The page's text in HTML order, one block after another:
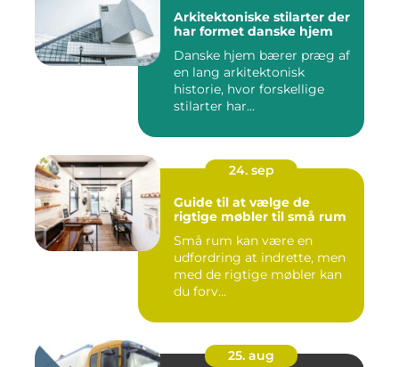
Arkitektoniske stilarter der
har formet danske hjem
Danske hjem bærer præg af
en lang arkitektonisk
historie, hvor forskellige
stilarter har...
24. sep
Guide til at vælge de
rigtige møbler til små rum
Små rum kan være en
udfordring at indrette, men
med de rigtige møbler kan
du forv...
25. aug